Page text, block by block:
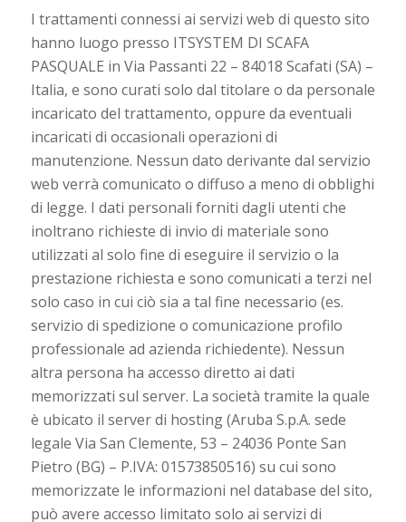
I trattamenti connessi ai servizi web di questo sito
hanno luogo presso ITSYSTEM DI SCAFA
PASQUALE in Via Passanti 22 – 84018 Scafati (SA) –
Italia, e sono curati solo dal titolare o da personale
incaricato del trattamento, oppure da eventuali
incaricati di occasionali operazioni di
manutenzione. Nessun dato derivante dal servizio
web verrà comunicato o diffuso a meno di obblighi
di legge. I dati personali forniti dagli utenti che
inoltrano richieste di invio di materiale sono
utilizzati al solo fine di eseguire il servizio o la
prestazione richiesta e sono comunicati a terzi nel
solo caso in cui ciò sia a tal fine necessario (es.
servizio di spedizione o comunicazione profilo
professionale ad azienda richiedente). Nessun
altra persona ha accesso diretto ai dati
memorizzati sul server. La società tramite la quale
è ubicato il server di hosting (Aruba S.p.A. sede
legale Via San Clemente, 53 – 24036 Ponte San
Pietro (BG) – P.IVA: 01573850516) su cui sono
memorizzate le informazioni nel database del sito,
può avere accesso limitato solo ai servizi di